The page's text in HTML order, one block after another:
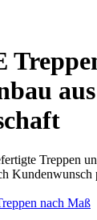
aus
Treppen
Kundenwunsch
nach Maß